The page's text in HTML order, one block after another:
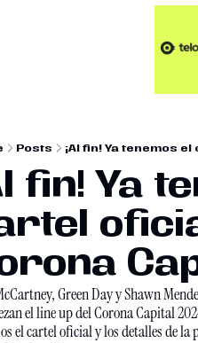
Posts ¡Al fin! Ya tenemos
fin! Ya
Green Day y Shawn
el line up del Corona Capital
el cartel oficial y los detalles de la